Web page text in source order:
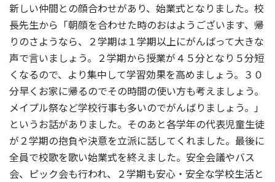
新しい仲間との顔合わせがあり、始業式となりました。校
長先生から「朝顔を合わせた時のおはようございます、帰
りのさようなら、２学期は１学期以上にがんばって大きな
声で言いましょう。２学期から授業が４５分となり５分短
くなるので、より集中して学習効果を高めましょう。３０
分早くお家に帰るのでその時間の使い方も考えましょう。
メイプル祭など学校行事も多いのでがんばりましょう。」
というお話がありました。そのあと各学年の代表児童生徒
が２学期の抱負や決意を立派に話してくれました。最後に
全員で校歌を歌い始業式を終えました。安全会議やバス
会、ピック会も行われ、２学期も安心・安全な学校生活と